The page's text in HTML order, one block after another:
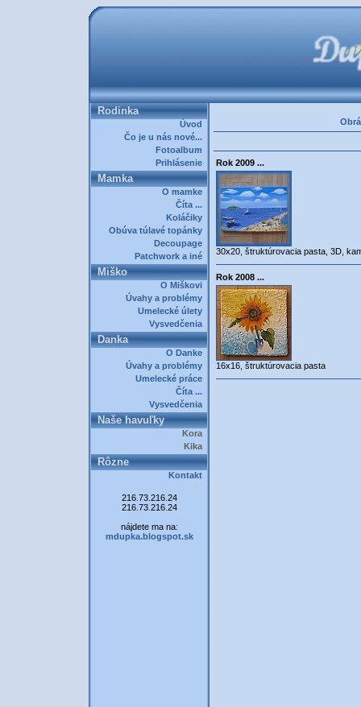
Rodinka
Úvod
Čo je u nás nové...
Fotoalbum
Prihlásenie
Mamka
O mamke
Číta ...
Koláčiky
Obúva túlavé topánky
Decoupage
Patchwork a iné
Miško
O Miškovi
Úvahy a problémy
Umelecké úlety
Vysvedčenia
Danka
O Danke
Úvahy a problémy
Umelecké práce
Číta ...
Vysvedčenia
Naše havuľky
Kora
Kika
Rôzne
Kontakt
216.73.216.24
216.73.216.24
nájdete ma na:
mdupka.blogspot.sk
Rok 2009 ...
30x20, štruktúrovacia pasta, 3D,
Rok 2008 ...
16x16, štruktúrovacia pasta